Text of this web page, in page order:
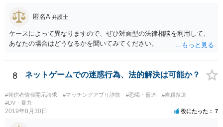
匿名A 弁護士
ケースによって異なりますので、ぜひ対面型の法律相談を利用して、
あなたの場合はどうなるかを聞いてみてください。
8 ネットゲームでの迷惑行為、法的解決は可能か？
#発信者情報開示請求 #マッチングアプリ詐欺 #恐喝・脅迫
#自殺幇助
#DV・暴力
2019年8月30日 役にたった 7